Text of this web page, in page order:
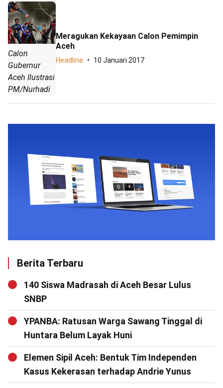
Calon
Gubernur
Aceh Ilustrasi
PM/Nurhadi
Meragukan Kekayaan Calon Pemimpin
Aceh
Headline 10 Januari 2017
Berita Terbaru
140 Siswa Madrasah di Aceh Besar Lulus
SNBP
YPANBA: Ratusan Warga Sawang Tinggal di
Huntara Belum Layak Huni
Elemen Sipil Aceh: Bentuk Tim Independen
Kasus Kekerasan terhadap Andrie Yunus